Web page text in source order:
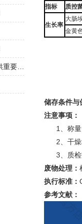
指标 质控
生长率
大肠
金黄
储存条件与
注意事项：
1、称量
2、干燥
3、质检
废物处理：
执行标准：
参考文献：